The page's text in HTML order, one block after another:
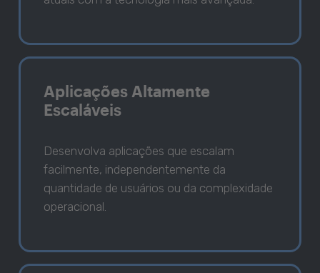
Aplicações Altamente
Escaláveis
Desenvolva aplicações que escalam
facilmente, independentemente da
quantidade de usuários ou da complexidade
operacional.